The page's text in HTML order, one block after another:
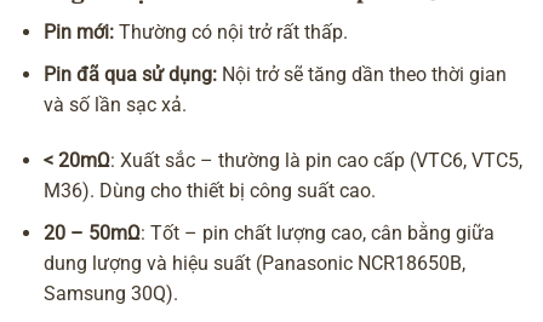
Pin mới: Thường có nội trở rất thấp.
Pin đã qua sử dụng: Nội trở sẽ tăng dần theo thời gian
và số lần sạc xả.
< 20mΩ: Xuất sắc – thường là pin cao cấp (VTC6, VTC5,
M36). Dùng cho thiết bị công suất cao.
20 – 50mΩ: Tốt – pin chất lượng cao, cân bằng giữa
dung lượng và hiệu suất (Panasonic NCR18650B,
Samsung 30Q).